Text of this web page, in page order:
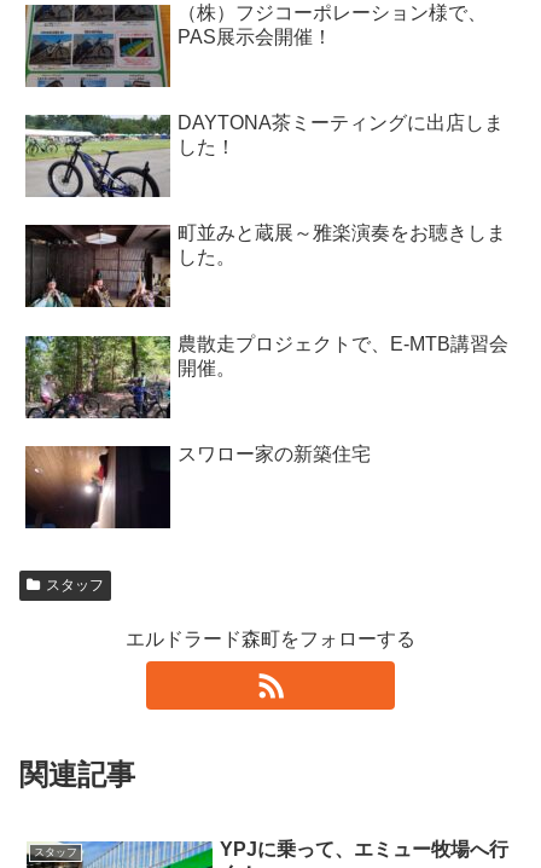
（株）フジコーポレーション様で、
PAS展示会開催！
DAYTONA茶ミーティングに出店しま
した！
町並みと蔵展～雅楽演奏をお聴きしま
した。
農散走プロジェクトで、E-MTB講習会
開催。
スワロー家の新築住宅
スタッフ
エルドラード森町をフォローする
関連記事
スタッフ
YPJに乗って、エミュー牧場へ行